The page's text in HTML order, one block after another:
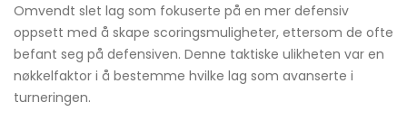
Omvendt slet lag som fokuserte på en mer defensiv
oppsett med å skape scoringsmuligheter, ettersom de ofte
befant seg på defensiven. Denne taktiske ulikheten var en
nøkkelfaktor i å bestemme hvilke lag som avanserte i
turneringen.